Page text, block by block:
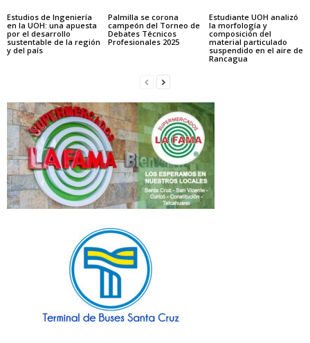
Estudios de Ingeniería
en la UOH: una apuesta
por el desarrollo
sustentable de la región
y del país
Palmilla se corona
campeón del Torneo de
Debates Técnicos
Profesionales 2025
Estudiante UOH analizó
la morfología y
composición del
material particulado
suspendido en el aire de
Rancagua